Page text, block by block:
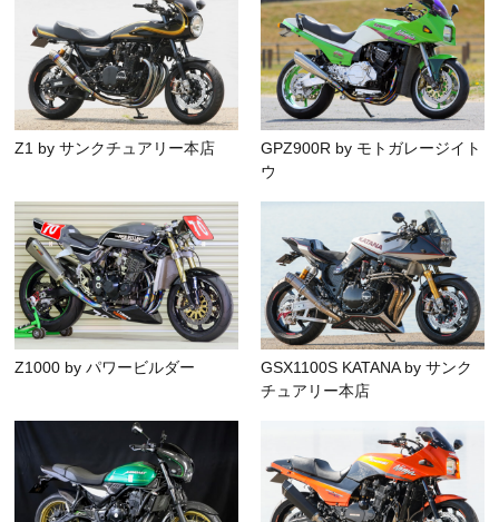
Z1 by サンクチュアリー本店
GPZ900R by モトガレージイト
ウ
Z1000 by パワービルダー
GSX1100S KATANA by サンク
チュアリー本店